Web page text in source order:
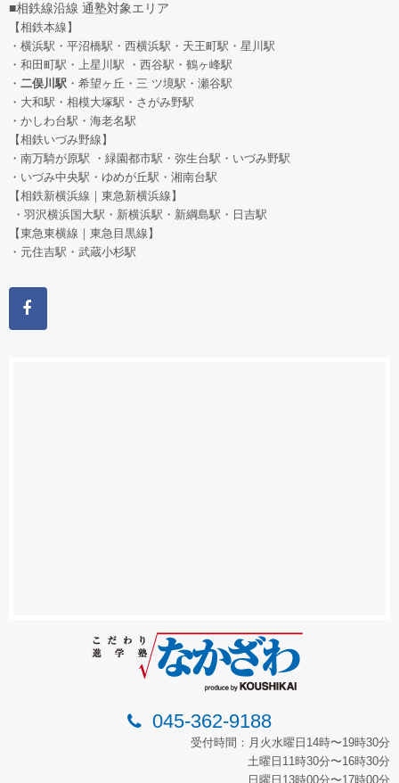
■相鉄線沿線 通塾対象エリア
【相鉄本線】
・横浜駅・平沼橋駅・西横浜駅・天王町駅・星川駅
・和田町駅 ・上星川駅 ・西谷駅・鶴ヶ峰駅
・ 二俣川駅 ・希望ヶ丘 ・三 ツ境駅・瀬谷駅
・大和駅・相模大塚駅・さがみ野駅
・かしわ台駅・海老名駅
【相鉄いづみ野線】
・南万騎が原駅 ・緑園都市駅・弥生台駅・いづみ野駅
・いづみ中央駅・ゆめが丘駅・湘南台駅
【相鉄新横浜線｜東急新横浜線】
・羽沢横浜国大駅・新横浜駅・新綱島駅・日吉駅
【東急東横線｜東急目黒線】
・元住吉駅・武蔵小杉駅
045-362-9188
受付時間：月火水曜日14時〜19時30分
土曜日11時30分〜16時30分
日曜日13時00分〜17時00分